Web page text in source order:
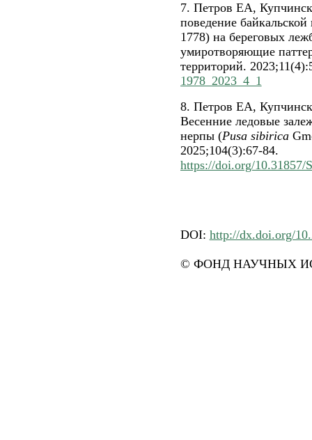
7. Петров ЕА,
поведение
1778) на береговых
умиротворяющие
территорий.
1978_2023_4_1
8. Петров ЕА,
Весенние ледовые
нерпы (Pusa sibirica
2025;104(3):67-84.
https://doi.org/10.31857/
DOI: http://dx.doi.org/
© ФОНД НАУЧНЫХ